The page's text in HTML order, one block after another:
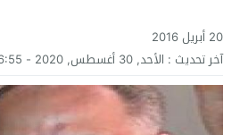
20 أبريل 2016
آخر تحديث : الأحد, 30 أغسطس, 2020 - 6:55 مساءً